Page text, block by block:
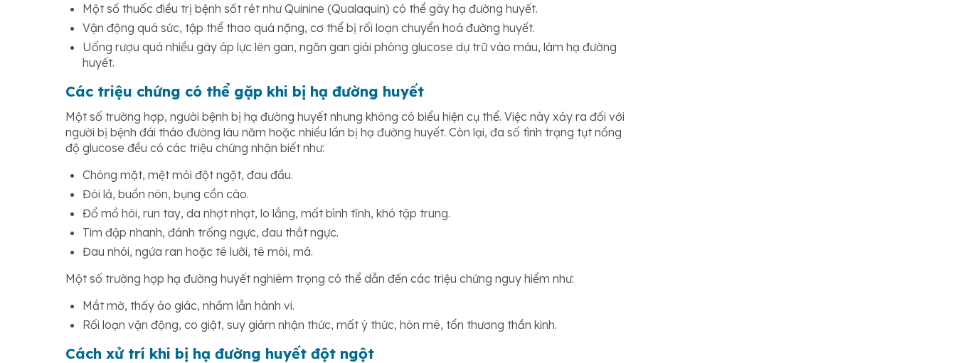
Một số thuốc điều trị bệnh sốt rét như Quinine (Qualaquin) có thể gây hạ đường huyết.
Vận động quá sức, tập thể thao quá nặng, cơ thể bị rối loạn chuyển hoá đường huyết.
Uống rượu quá nhiều gây áp lực lên gan, ngăn gan giải phóng glucose dự trữ vào máu, làm hạ đường
huyết.
Các triệu chứng có thể gặp khi bị hạ đường huyết
Một số trường hợp, người bệnh bị hạ đường huyết nhưng không có biểu hiện cụ thể. Việc này xảy ra đối với
người bị bệnh đái tháo đường lâu năm hoặc nhiều lần bị hạ đường huyết. Còn lại, đa số tình trạng tụt nồng
độ glucose đều có các triệu chứng nhận biết như:
Chóng mặt, mệt mỏi đột ngột, đau đầu.
Đói lả, buồn nôn, bụng cồn cào.
Đổ mồ hôi, run tay, da nhợt nhạt, lo lắng, mất bình tĩnh, khó tập trung.
Tim đập nhanh, đánh trống ngực, đau thắt ngực.
Đau nhói, ngứa ran hoặc tê lưỡi, tê môi, má.
Một số trường hợp hạ đường huyết nghiêm trọng có thể dẫn đến các triệu chứng nguy hiểm như:
Mắt mờ, thấy ảo giác, nhầm lẫn hành vi.
Rối loạn vận động, co giật, suy giảm nhận thức, mất ý thức, hôn mê, tổn thương thần kinh.
Cách xử trí khi bị hạ đường huyết đột ngột